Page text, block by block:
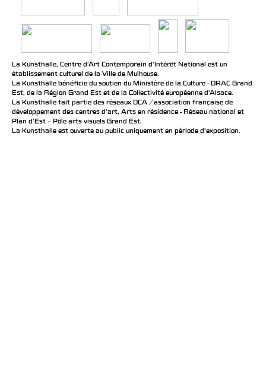
La Kunsthalle, Centre d’Art Contemporain d’Intérêt National est un
établissement culturel de la Ville de Mulhouse.
La Kunsthalle bénéficie du soutien du Ministère de la Culture - DRAC Grand
Est, de la Région Grand Est et de la Collectivité européenne d’Alsace.
La Kunsthalle fait partie des réseaux DCA / association française de
développement des centres d'art, Arts en résidence - Réseau national et
Plan d’Est – Pôle arts visuels Grand Est.
La Kunsthalle est ouverte au public uniquement en période d'exposition.